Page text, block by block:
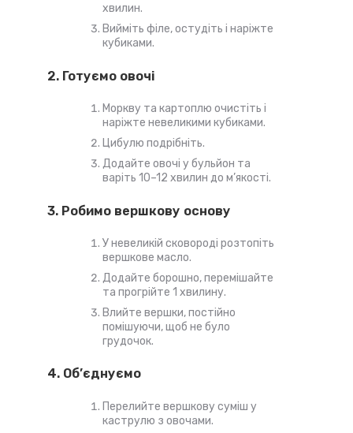
хвилин.
Вийміть філе, остудіть і наріжте
кубиками.
2. Готуємо овочі
Моркву та картоплю очистіть і
наріжте невеликими кубиками.
Цибулю подрібніть.
Додайте овочі у бульйон та
варіть 10–12 хвилин до м’якості.
3. Робимо вершкову основу
У невеликій сковороді розтопіть
вершкове масло.
Додайте борошно, перемішайте
та прогрійте 1 хвилину.
Влийте вершки, постійно
помішуючи, щоб не було
грудочок.
4. Об’єднуємо
Перелийте вершкову суміш у
каструлю з овочами.